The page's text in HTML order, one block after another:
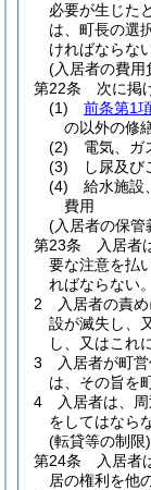
必要が生じた
は、町長の選
ければならない
(入居者の費用
第22条
次に掲
(1)
前条第1
の以外の修
(2)
電気、ガ
(3)
し尿及び
(4)
給水施設
費用
(入居者の保管
第23条
入居者
要な注意を払
ればならない。
2
入居者の責
設が滅失し、
し、又はこれ
3
入居者が町
は、その旨を
4
入居者は、
をしてはなら
(転貸等の制限)
第24条
入居者
居の権利を他